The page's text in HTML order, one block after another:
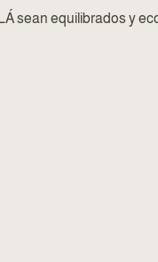
sean equilibrados y